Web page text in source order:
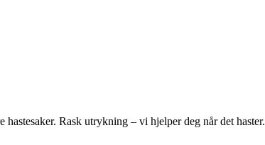
hastesaker. Rask utrykning – vi hjelper deg når det haster.